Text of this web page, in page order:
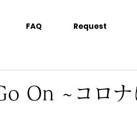
FAQ Request
On ~コロナ